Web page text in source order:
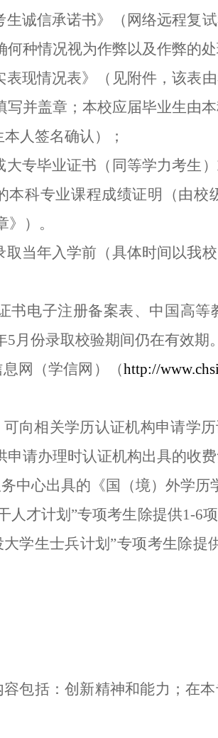
诚信承诺书》（网络远程复
种情况视为作弊以及作弊的
现情况表》（见附件，该表
并盖章；本校应届毕业生由本
人签名确认）；
专毕业证书（同等学力考生
科专业课程成绩证明（由
） 。
当年入学前（具体时间以我
书电子注册备案表、中国高
月份录取校验期间仍在有效期。
网（学信网）（http://
向相关学历认证机构申请学
请办理时认证机构出具的收
中心出具的《国（境）外学历
人才计划”专项考生除提供1-6
学生士兵计划”专项考生除
容包括：创新精神和能力；在